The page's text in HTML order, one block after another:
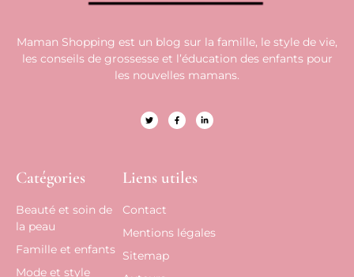
Maman Shopping est un blog sur la famille, le style de vie,
les conseils de grossesse et l’éducation des enfants pour
les nouvelles mamans.
Catégories
Beauté et soin de
la peau
Famille et enfants
Mode et style
Liens utiles
Contact
Mentions légales
Sitemap